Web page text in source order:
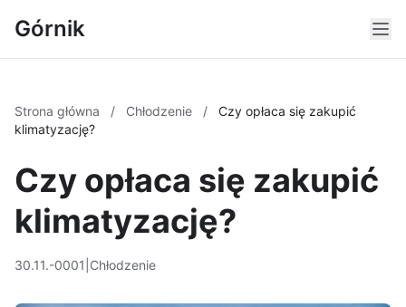
Górnik
Strona główna / Chłodzenie /
Czy opłaca się zakupić
klimatyzację?
Czy opłaca się zakupić
klimatyzację?
30.11.-0001 Chłodzenie